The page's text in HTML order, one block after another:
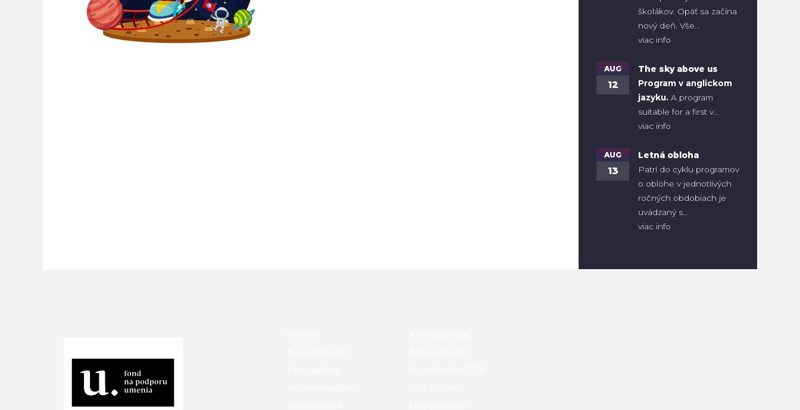
školákov. Opäť sa začína
nový deň. Vše...
viac info
AUG
12
The sky above us
Program v anglickom
jazyku. A program
suitable for a first v...
viac info
AUG
13
Letná obloha
Patrí do cyklu programov
o oblohe v jednotlivých
ročných obdobiach je
uvádzaný s...
viac info